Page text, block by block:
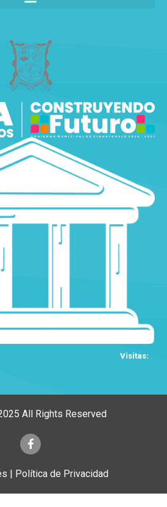
Visitas:
All Rights Reserved
| Política de Privacidad